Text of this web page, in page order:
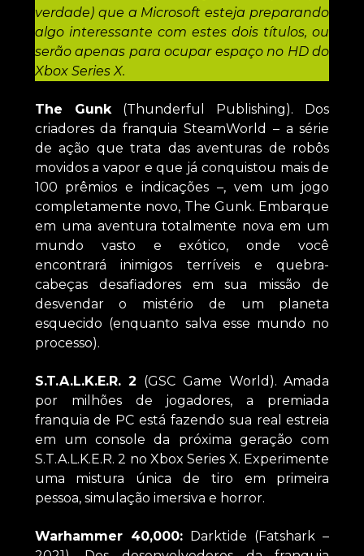
verdade) que a Microsoft esteja preparando
algo interessante com estes dois títulos, ou
serão apenas para ocupar espaço no HD do
Xbox Series X.
The Gunk(Thunderful Publishing). Dos
criadores da franquia SteamWorld – a série
de ação que trata das aventuras de robôs
movidos a vapor e que já conquistou mais de
100 prêmios e indicações –, vem um jogo
completamente novo, The Gunk. Embarque
em uma aventura totalmente nova em um
mundo vasto e exótico, onde você
encontrará inimigos terríveis e quebra-
cabeças desafiadores em sua missão de
desvendar o mistério de um planeta
esquecido (enquanto salva esse mundo no
processo).
S.T.A.L.K.E.R. 2 (GSC Game World). Amada
por milhões de jogadores, a premiada
franquia de PC está fazendo sua real estreia
em um console da próxima geração com
S.T.A.L.K.E.R. 2 no Xbox Series X. Experimente
uma mistura única de tiro em primeira
pessoa, simulação imersiva e horror.
Warhammer 40,000:Darktide (Fatshark –